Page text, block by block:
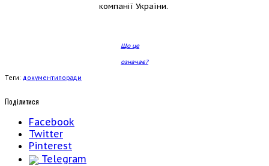
компанії України.
Що це
означає?
Теги: документипоради
Поділитися
Facebook
Twitter
Pinterest
Telegram